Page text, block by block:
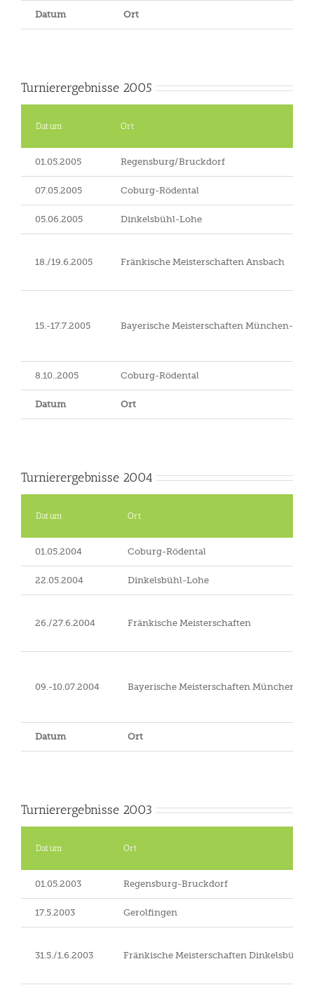
Datum Ort
Turnierergebnisse 2005
Datum Ort
01.05.2005 Regensburg/Bruckdorf
07.05.2005 Coburg-Rödental
05.06.2005 Dinkelsbühl-Lohe
18./19.6.2005 Fränkische Meisterschaften Ansbach
15.-17.7.2005 Bayerische Meisterschaften München-
8.10..2005 Coburg-Rödental
Datum Ort
Turnierergebnisse 2004
Datum Ort
01.05.2004 Coburg-Rödental
22.05.2004 Dinkelsbühl-Lohe
26./27.6.2004 Fränkische Meisterschaften
09.-10.07.2004 Bayerische Meisterschaften München-
Datum Ort
Turnierergebnisse 2003
Datum Ort
01.05.2003 Regensburg-Bruckdorf
17.5.2003 Gerolfingen
31.5./1.6.2003 Fränkische Meisterschaften Dinkelsbühl-